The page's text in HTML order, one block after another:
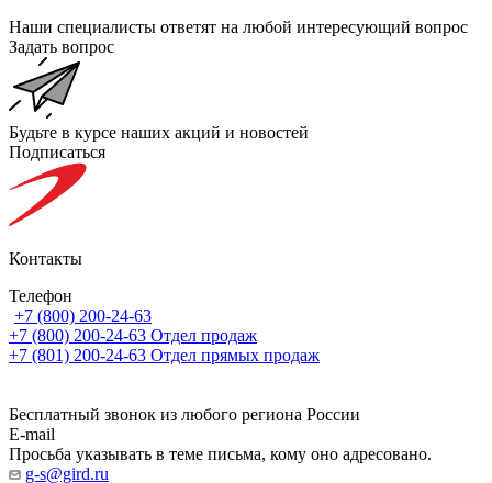
Наши специалисты ответят на любой интересующий вопрос
Задать вопрос
Будьте в курсе наших акций и новостей
Подписаться
Контакты
Телефон
+7 (800) 200-24-63
+7 (800) 200-24-63 Отдел продаж
+7 (801) 200-24-63 Отдел прямых продаж
Бесплатный звонок из любого региона России
E-mail
Просьба указывать в теме письма, кому оно адресовано.
g-s@gird.ru